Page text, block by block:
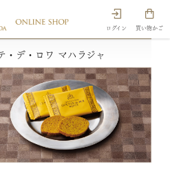
ログイン 買い物かご
・デ・ロワ マハラジャ